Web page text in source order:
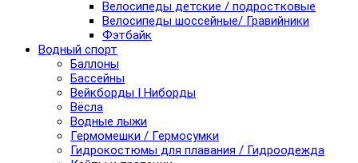
Велосипеды детские / подростковые
Велосипеды шоссейные/ Гравийники
Фэтбайк
Водный спорт
Баллоны
Бассейны
Вейкборды I Ниборды
Вёсла
Водные лыжи
Гермомешки / Гермосумки
Гидрокостюмы для плавания / Гидроодежда